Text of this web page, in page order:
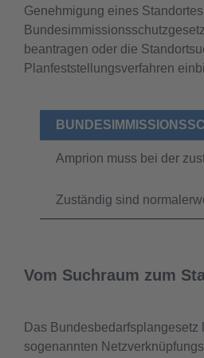
Genehmigung eines
beantragen oder die
Planfeststellungsverfahren
Amprion muss bei der
Zuständig sind
Vom Suchraum zum
Das Bundesbedarfsplangesetz
sogenannten